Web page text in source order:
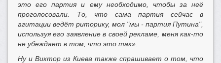
это его партия и ему необходимо, чтобы за неё
проголосовали. То, что сама партия сейчас в
агитации ведёт риторику, мол "мы - партия Путина",
используя его заявление в своей рекламе, меня как-то
не убеждает в том, что это так».
Ну и Виктор из Киева также спрашивает о том, что